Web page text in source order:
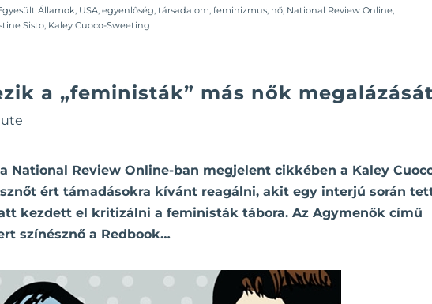
Államok USA egyenlőség társadalom feminizmus nő National Review Online
Sisto Kaley Cuoco-Sweeting
a „feministák” más nők
National Review Online-ban megjelent cikkében a Kaley
ért támadásokra kívánt reagálni, akit egy interjú során
kezdett el kritizálni a feministák tábora. Az Agymenők című
színésznő a Redbook…